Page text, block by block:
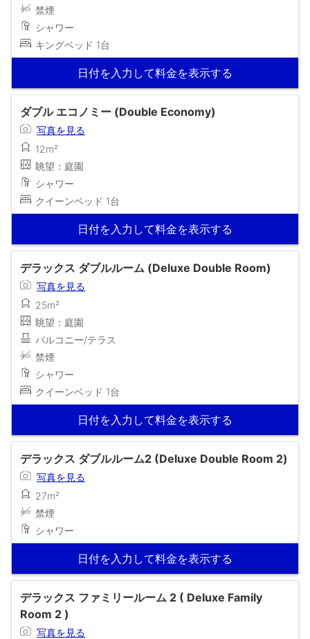
禁煙
シャワー
キングベッド 1台
日付を入力して料金を表示する
ダブル エコノミー (Double Economy)
写真を見る
12m²
眺望：庭園
シャワー
クイーンベッド 1台
日付を入力して料金を表示する
デラックス ダブルルーム (Deluxe Double Room)
写真を見る
25m²
眺望：庭園
バルコニー/テラス
禁煙
シャワー
クイーンベッド 1台
日付を入力して料金を表示する
デラックス ダブルルーム2 (Deluxe Double Room 2)
写真を見る
27m²
禁煙
シャワー
日付を入力して料金を表示する
デラックス ファミリールーム 2 ( Deluxe Family
Room 2 )
写真を見る